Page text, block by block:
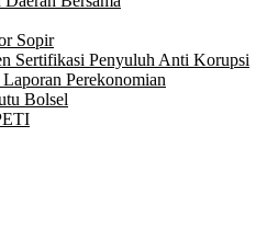
Sopir
Sertifikasi Penyuluh Anti Korupsi
Perekonomian
Bolsel